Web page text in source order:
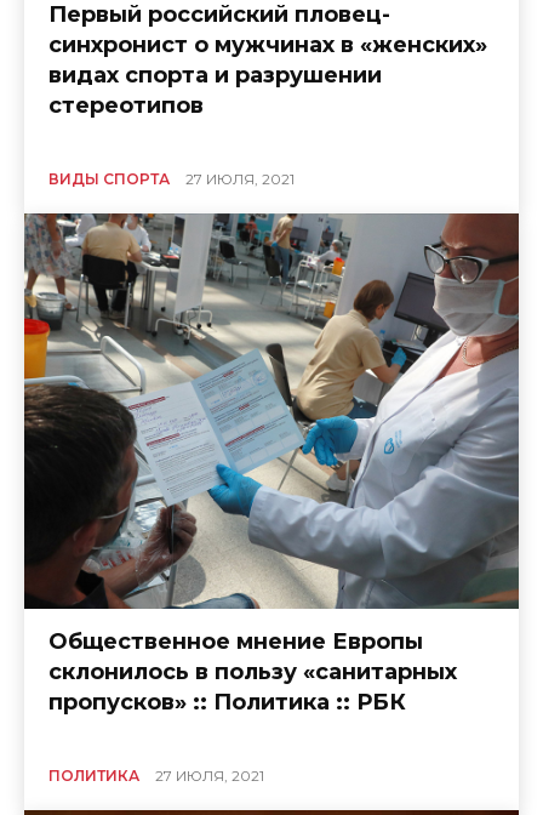
Первый российский пловец-
синхронист о мужчинах в «женских»
видах спорта и разрушении
стереотипов
ВИДЫ СПОРТА 27 ИЮЛЯ, 2021
Общественное мнение Европы
склонилось в пользу «санитарных
пропусков» :: Политика :: РБК
ПОЛИТИКА 27 ИЮЛЯ, 2021